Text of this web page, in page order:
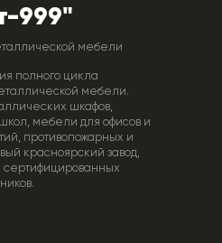
999"
мебели
полного цикла
мебели.
шкафов,
мебели для офисов и
противопожарных и
красноярский завод,